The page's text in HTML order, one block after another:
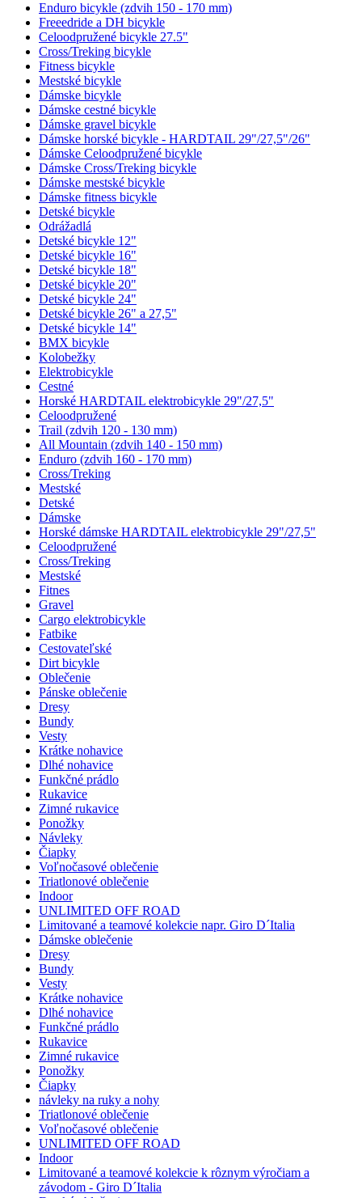
Enduro bicykle (zdvih 150 - 170 mm)
Freeedride a DH bicykle
Celoodpružené bicykle 27.5"
Cross/Treking bicykle
Fitness bicykle
Mestské bicykle
Dámske bicykle
Dámske cestné bicykle
Dámske gravel bicykle
Dámske horské bicykle - HARDTAIL 29"/27,5"/26"
Dámske Celoodpružené bicykle
Dámske Cross/Treking bicykle
Dámske mestské bicykle
Dámske fitness bicykle
Detské bicykle
Odrážadlá
Detské bicykle 12"
Detské bicykle 16"
Detské bicykle 18"
Detské bicykle 20"
Detské bicykle 24"
Detské bicykle 26" a 27,5"
Detské bicykle 14"
BMX bicykle
Kolobežky
Elektrobicykle
Cestné
Horské HARDTAIL elektrobicykle 29"/27,5"
Celoodpružené
Trail (zdvih 120 - 130 mm)
All Mountain (zdvih 140 - 150 mm)
Enduro (zdvih 160 - 170 mm)
Cross/Treking
Mestské
Detské
Dámske
Horské dámske HARDTAIL elektrobicykle 29"/27,5"
Celoodpružené
Cross/Treking
Mestské
Fitnes
Gravel
Cargo elektrobicykle
Fatbike
Cestovateľské
Dirt bicykle
Oblečenie
Pánske oblečenie
Dresy
Bundy
Vesty
Krátke nohavice
Dlhé nohavice
Funkčné prádlo
Rukavice
Zimné rukavice
Ponožky
Návleky
Čiapky
Voľnočasové oblečenie
Triatlonové oblečenie
Indoor
UNLIMITED OFF ROAD
Limitované a teamové kolekcie napr. Giro D´Italia
Dámske oblečenie
Dresy
Bundy
Vesty
Krátke nohavice
Dlhé nohavice
Funkčné prádlo
Rukavice
Zimné rukavice
Ponožky
Čiapky
návleky na ruky a nohy
Triatlonové oblečenie
Voľnočasové oblečenie
UNLIMITED OFF ROAD
Indoor
Limitované a teamové kolekcie k rôznym výročiam a
závodom - Giro D´Italia